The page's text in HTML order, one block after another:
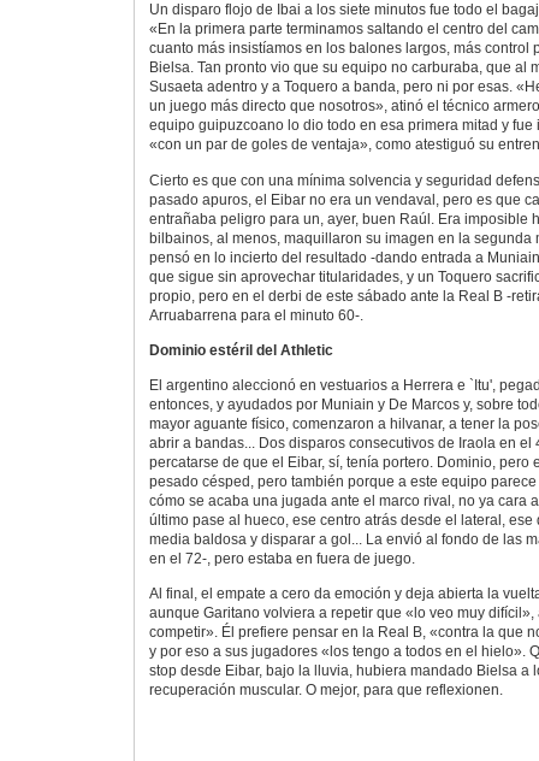
Un disparo flojo de Ibai a los siete minutos fue todo el
«En la primera parte terminamos saltando el centro del
cuanto más insistíamos en los balones largos, más control
Bielsa. Tan pronto vio que su equipo no carburaba, que al
Susaeta adentro y a Toquero a banda, pero ni por esas.
un juego más directo que nosotros», atinó el técnico
equipo guipuzcoano lo dio todo en esa primera mitad y fue
«con un par de goles de ventaja», como atestiguó su
Cierto es que con una mínima solvencia y seguridad
pasado apuros, el Eibar no era un vendaval, pero es que
entrañaba peligro para un, ayer, buen Raúl. Era imposible
bilbainos, al menos, maquillaron su imagen en la segunda
pensó en lo incierto del resultado -dando entrada a
que sigue sin aprovechar titularidades, y un Toquero
propio, pero en el derbi de este sábado ante la Real B -
Arruabarrena para el minuto 60-.
Dominio estéril del Athletic
El argentino aleccionó en vestuarios a Herrera e `Itu',
entonces, y ayudados por Muniain y De Marcos y, sobre
mayor aguante físico, comenzaron a hilvanar, a tener la
abrir a bandas... Dos disparos consecutivos de Iraola en el
percatarse de que el Eibar, sí, tenía portero. Dominio, pero
pesado césped, pero también porque a este equipo
cómo se acaba una jugada ante el marco rival, no ya cara
último pase al hueco, ese centro atrás desde el lateral,
media baldosa y disparar a gol... La envió al fondo de las
en el 72-, pero estaba en fuera de juego.
Al final, el empate a cero da emoción y deja abierta la
aunque Garitano volviera a repetir que «lo veo muy
competir». Él prefiere pensar en la Real B, «contra la que
y por eso a sus jugadores «los tengo a todos en el hielo».
stop desde Eibar, bajo la lluvia, hubiera mandado Bielsa a
recuperación muscular. O mejor, para que reflexionen.